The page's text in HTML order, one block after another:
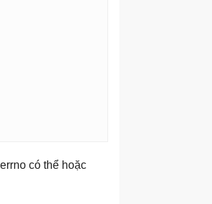
có thể hoặc